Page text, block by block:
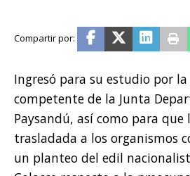
Ingresó para su estudio por
competente de la Junta
Paysandú, así como para
trasladada a los organismos
un planteo del edil